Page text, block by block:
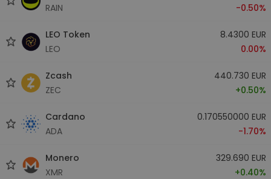
RAIN
-0.50%
LEO Token
LEO
8.4300 EUR
0.00%
Zcash
ZEC
440.730 EUR
+0.50%
Cardano
ADA
0.170550000 EUR
-1.70%
Monero
XMR
329.690 EUR
+0.40%